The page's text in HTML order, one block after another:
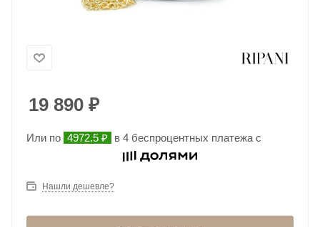
19 890 ₽
Или по 4972.5 ₽ в 4 беспроцентных платежа с
Нашли дешевле?